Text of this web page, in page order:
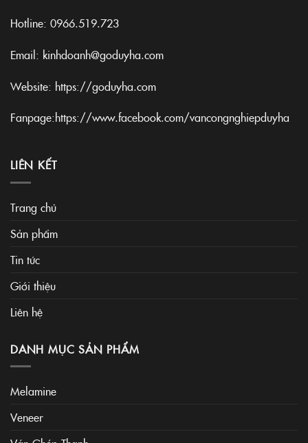
Hotline: 0966.519.723
Email: kinhdoanh@goduyha.com
Website: https://goduyha.com
Fanpage:https://www.facebook.com/vancongnghiepduyha
LIÊN KẾT
Trang chủ
Sản phẩm
Tin tức
Giới thiệu
Liên hệ
DANH MỤC SẢN PHẨM
Melamine
Veneer